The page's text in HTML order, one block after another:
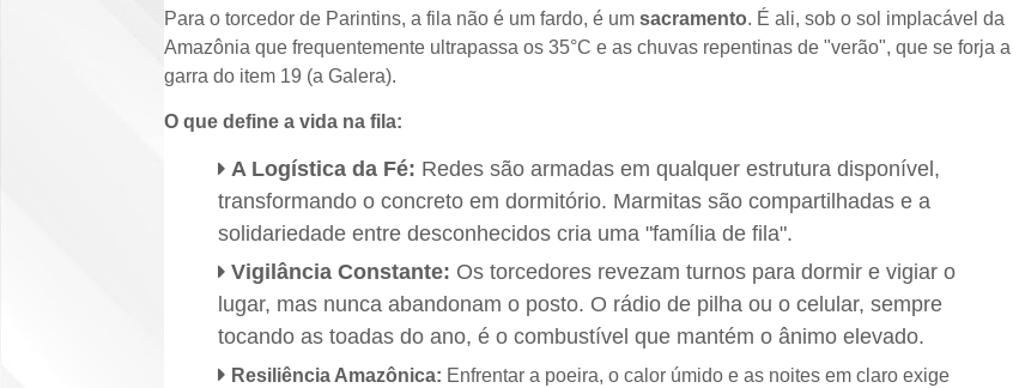
Para o torcedor de Parintins, a fila não é um fardo, é um sacramento. É ali, sob o sol implacável da
Amazônia que frequentemente ultrapassa os 35°C e as chuvas repentinas de "verão", que se forja a
garra do item 19 (a Galera).
O que define a vida na fila:
A Logística da Fé: Redes são armadas em qualquer estrutura disponível,
transformando o concreto em dormitório. Marmitas são compartilhadas e a
solidariedade entre desconhecidos cria uma "família de fila".
Vigilância Constante: Os torcedores revezam turnos para dormir e vigiar o
lugar, mas nunca abandonam o posto. O rádio de pilha ou o celular, sempre
tocando as toadas do ano, é o combustível que mantém o ânimo elevado.
Resiliência Amazônica: Enfrentar a poeira, o calor úmido e as noites em claro exige